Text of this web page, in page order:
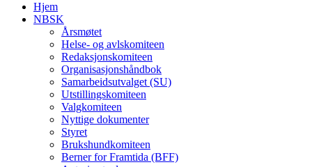
Hjem
NBSK
Årsmøtet
Helse- og avlskomiteen
Redaksjonskomiteen
Organisasjonshåndbok
Samarbeidsutvalget (SU)
Utstillingskomiteen
Valgkomiteen
Nyttige dokumenter
Styret
Brukshundkomiteen
Berner for Framtida (BFF)